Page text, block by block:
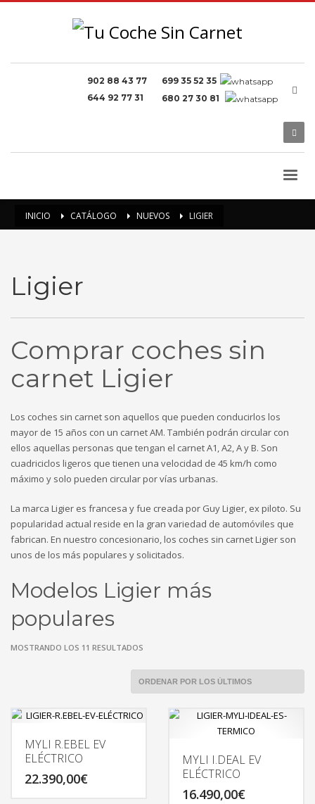
902 88 43 77
644 92 77 31
699 35 52 35
680 27 30 81
INICIO CATÁLOGO NUEVOS LIGIER
Ligier
Comprar coches sin
carnet Ligier
Los coches sin carnet son aquellos que pueden conducirlos los
mayor de 15 años con un carnet AM. También podrán circular con
ellos aquellas personas que tengan el carnet A1, A2, A y B. Son
cuadriciclos ligeros que tienen una velocidad de 45 km/h como
máximo y solo pueden circular por vías urbanas.
La marca Ligier es francesa y fue creada por Guy Ligier, ex piloto. Su
popularidad actual reside en la gran variedad de automóviles que
fabrican. En nuestro concesionario, los coches sin carnet Ligier son
unos de los más populares y solicitados.
Modelos Ligier más
populares
MOSTRANDO LOS 11 RESULTADOS
MYLI R.EBEL EV
ELÉCTRICO
22.390,00€
MYLI I.DEAL EV
ELÉCTRICO
16.490,00€